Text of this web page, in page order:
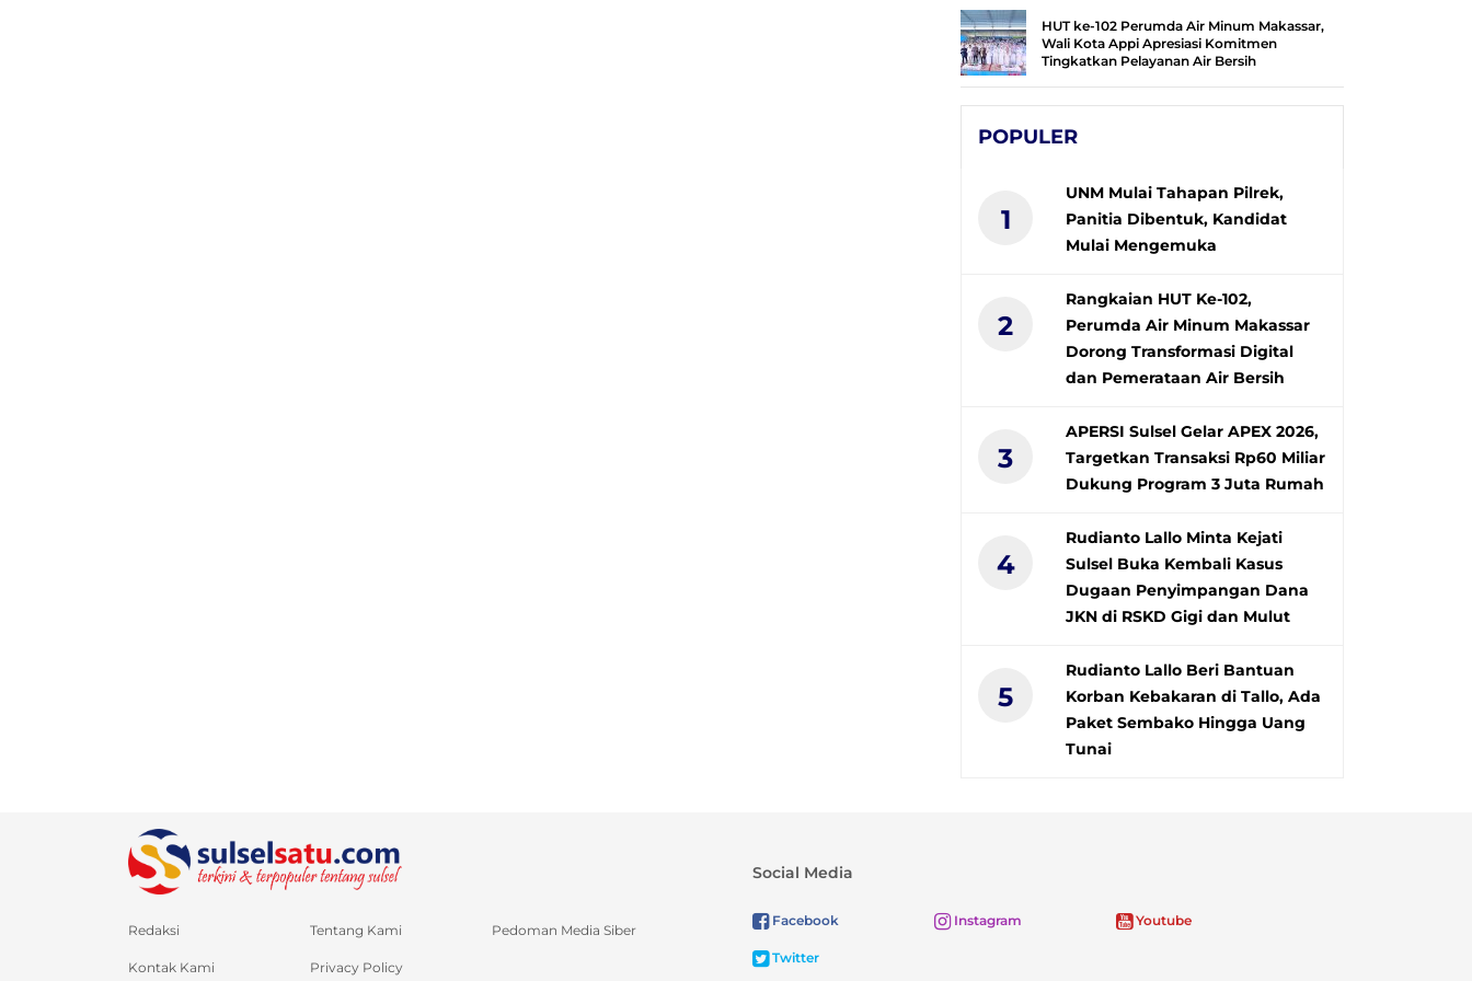
HUT ke-102 Perumda Air Minum Makassar,
Wali Kota Appi Apresiasi Komitmen
Tingkatkan Pelayanan Air Bersih
POPULER
1
UNM Mulai Tahapan Pilrek,
Panitia Dibentuk, Kandidat
Mulai Mengemuka
2
Rangkaian HUT Ke-102,
Perumda Air Minum Makassar
Dorong Transformasi Digital
dan Pemerataan Air Bersih
3
APERSI Sulsel Gelar APEX 2026,
Targetkan Transaksi Rp60 Miliar
Dukung Program 3 Juta Rumah
4
Rudianto Lallo Minta Kejati
Sulsel Buka Kembali Kasus
Dugaan Penyimpangan Dana
JKN di RSKD Gigi dan Mulut
5
Rudianto Lallo Beri Bantuan
Korban Kebakaran di Tallo, Ada
Paket Sembako Hingga Uang
Tunai
Redaksi Tentang Kami Pedoman Media Siber
Kontak Kami Privacy Policy
Social Media
Facebook Instagram Youtube
Twitter